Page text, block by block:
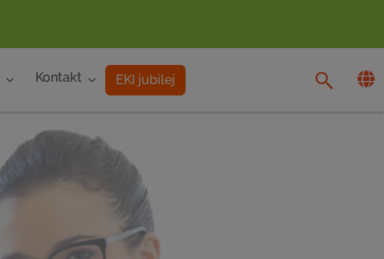
Kontakt EKI jubilej